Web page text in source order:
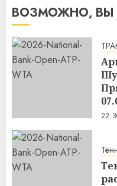
ВОЗМОЖНО, ВЫ